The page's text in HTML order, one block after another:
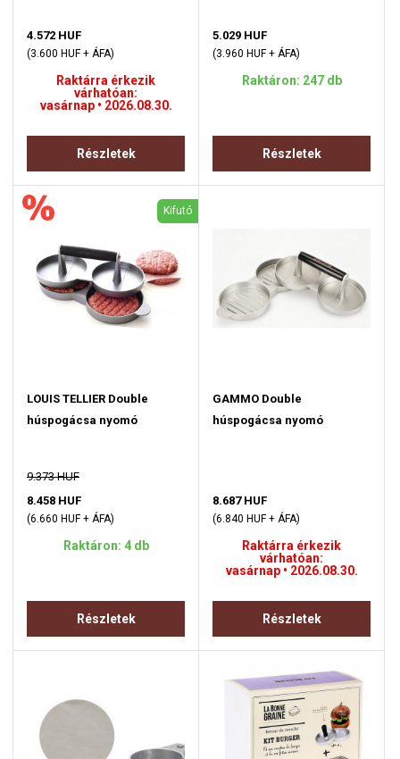
4.572 HUF
(3.600 HUF + ÁFA)
Raktárra érkezik
várhatóan:
vasárnap • 2026.08.30.
Részletek
5.029 HUF
(3.960 HUF + ÁFA)
Raktáron: 247 db
Részletek
Kifutó
LOUIS TELLIER Double
húspogácsa nyomó
9.373 HUF
8.458 HUF
(6.660 HUF + ÁFA)
Raktáron: 4 db
Részletek
GAMMO Double
húspogácsa nyomó
8.687 HUF
(6.840 HUF + ÁFA)
Raktárra érkezik
várhatóan:
vasárnap • 2026.08.30.
Részletek